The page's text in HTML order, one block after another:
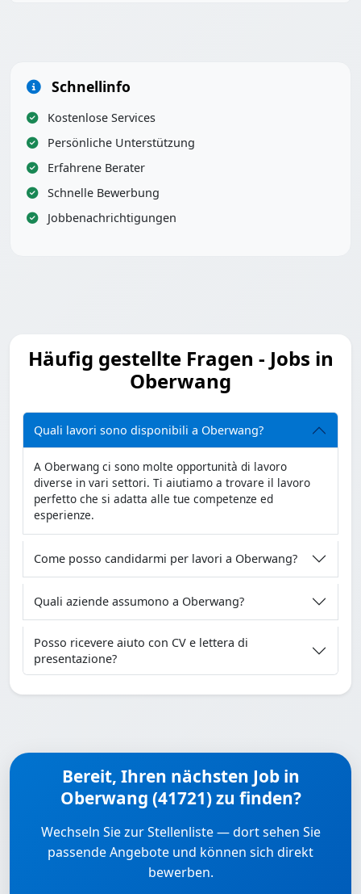
Schnellinfo
Kostenlose Services
Persönliche Unterstützung
Erfahrene Berater
Schnelle Bewerbung
Jobbenachrichtigungen
Häufig gestellte Fragen - Jobs in
Oberwang
Quali lavori sono disponibili a Oberwang?
A Oberwang ci sono molte opportunità di lavoro
diverse in vari settori. Ti aiutiamo a trovare il lavoro
perfetto che si adatta alle tue competenze ed
esperienze.
Come posso candidarmi per lavori a Oberwang?
Quali aziende assumono a Oberwang?
Posso ricevere aiuto con CV e lettera di
presentazione?
Bereit, Ihren nächsten Job in
Oberwang (41721) zu finden?
Wechseln Sie zur Stellenliste — dort sehen Sie
passende Angebote und können sich direkt
bewerben.